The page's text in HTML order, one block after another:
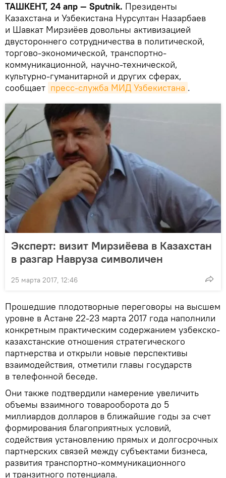
ТАШКЕНТ, 24 апр — Sputnik. Президенты
Казахстана и Узбекистана Нурсултан Назарбаев
и Шавкат Мирзиёев довольны активизацией
двустороннего сотрудничества в политической,
торгово-экономической, транспортно-
коммуникационной, научно-технической,
культурно-гуманитарной и других сферах,
сообщает пресс-служба МИД Узбекистана .
Эксперт: визит Мирзиёева в Казахстан
в разгар Навруза символичен
25 марта 2017, 12:46
Прошедшие плодотворные переговоры на высшем
уровне в Астане 22-23 марта 2017 года наполнили
конкретным практическим содержанием узбекско-
казахстанские отношения стратегического
партнерства и открыли новые перспективы
взаимодействия, отметили главы государств
в телефонной беседе.
Они также подтвердили намерение увеличить
объемы взаимного товарооборота до 5
миллиардов долларов в ближайшие годы за счет
формирования благоприятных условий,
содействия установлению прямых и долгосрочных
партнерских связей между субъектами бизнеса,
развития транспортно-коммуникационного
и транзитного потенциала.